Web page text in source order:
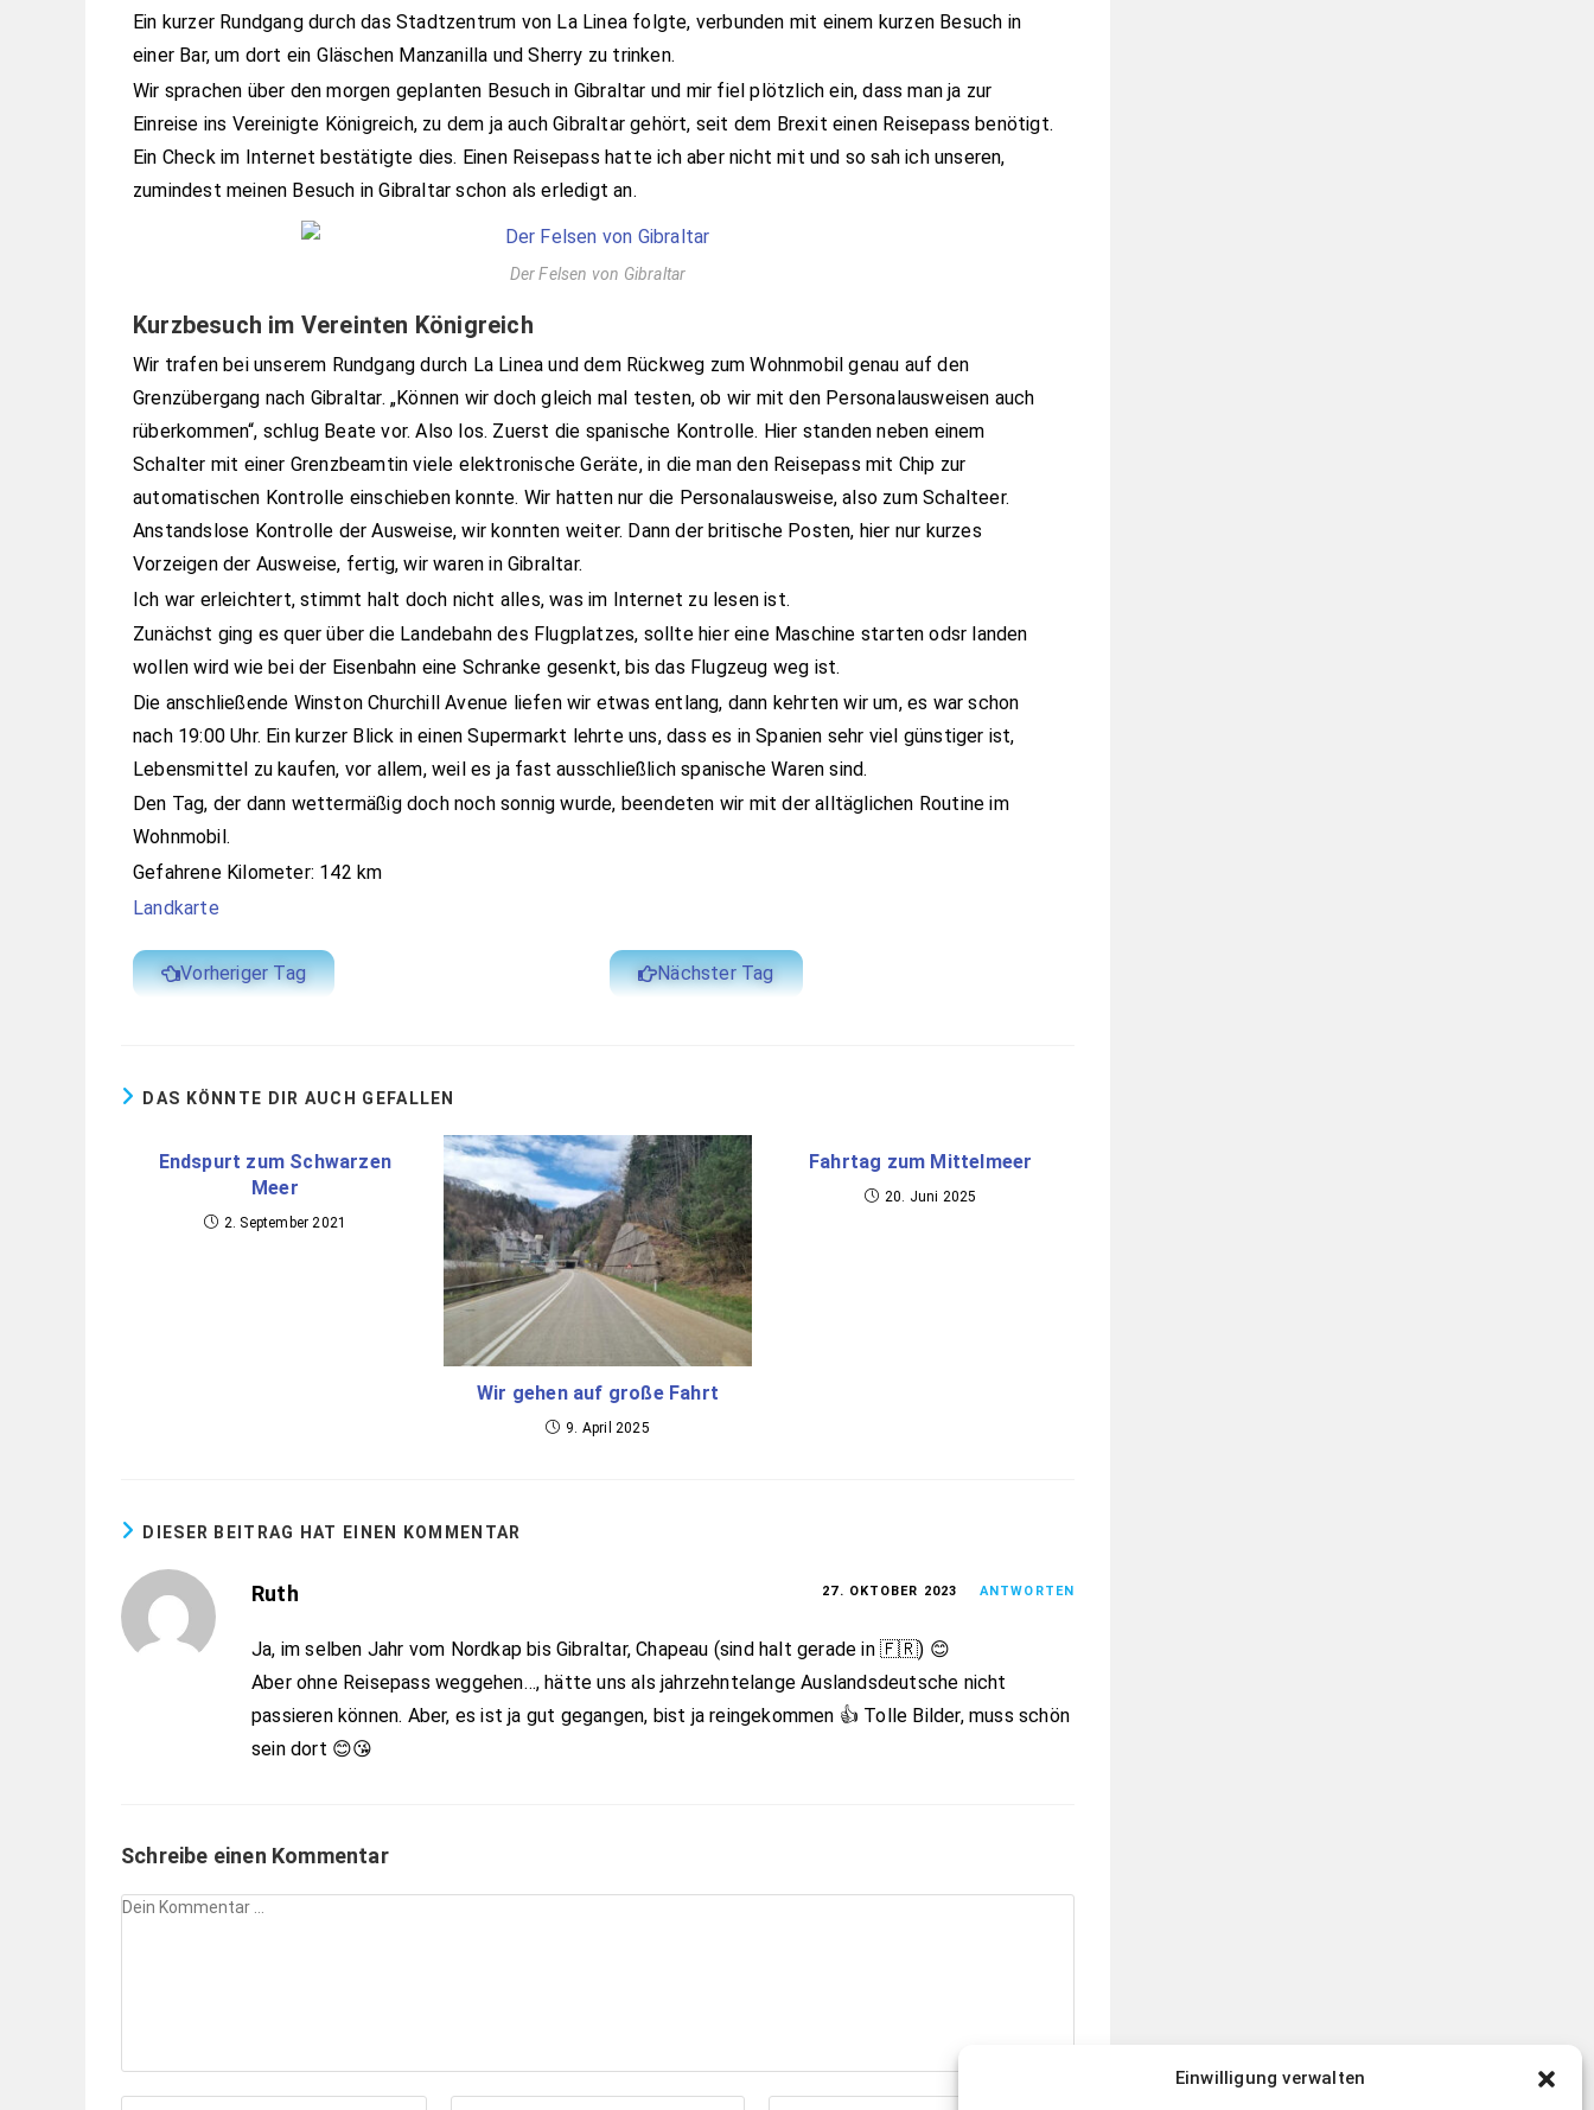
Einwilligung verwalten
Ein kurzer Rundgang durch das Stadtzentrum von La Linea folgte, verbunden mit einem kurzen Besuch in
einer Bar, um dort ein Gläschen Manzanilla und Sherry zu trinken.
Wir sprachen über den morgen geplanten Besuch in Gibraltar und mir fiel plötzlich ein, dass man ja zur
Einreise ins Vereinigte Königreich, zu dem ja auch Gibraltar gehört, seit dem Brexit einen Reisepass benötigt.
Ein Check im Internet bestätigte dies. Einen Reisepass hatte ich aber nicht mit und so sah ich unseren,
zumindest meinen Besuch in Gibraltar schon als erledigt an.
Der Felsen von Gibraltar
Kurzbesuch im Vereinten Königreich
Wir trafen bei unserem Rundgang durch La Linea und dem Rückweg zum Wohnmobil genau auf den
Grenzübergang nach Gibraltar. „Können wir doch gleich mal testen, ob wir mit den Personalausweisen auch
rüberkommen“, schlug Beate vor. Also los. Zuerst die spanische Kontrolle. Hier standen neben einem
Schalter mit einer Grenzbeamtin viele elektronische Geräte, in die man den Reisepass mit Chip zur
automatischen Kontrolle einschieben konnte. Wir hatten nur die Personalausweise, also zum Schalteer.
Anstandslose Kontrolle der Ausweise, wir konnten weiter. Dann der britische Posten, hier nur kurzes
Vorzeigen der Ausweise, fertig, wir waren in Gibraltar.
Ich war erleichtert, stimmt halt doch nicht alles, was im Internet zu lesen ist.
Zunächst ging es quer über die Landebahn des Flugplatzes, sollte hier eine Maschine starten odsr landen
wollen wird wie bei der Eisenbahn eine Schranke gesenkt, bis das Flugzeug weg ist.
Die anschließende Winston Churchill Avenue liefen wir etwas entlang, dann kehrten wir um, es war schon
nach 19:00 Uhr. Ein kurzer Blick in einen Supermarkt lehrte uns, dass es in Spanien sehr viel günstiger ist,
Lebensmittel zu kaufen, vor allem, weil es ja fast ausschließlich spanische Waren sind.
Den Tag, der dann wettermäßig doch noch sonnig wurde, beendeten wir mit der alltäglichen Routine im
Wohnmobil.
Gefahrene Kilometer: 142 km
Landkarte
Vorheriger Tag Nächster Tag
DAS KÖNNTE DIR AUCH GEFALLEN
Endspurt zum Schwarzen
Meer
2. September 2021
Wir gehen auf große Fahrt
9. April 2025
Fahrtag zum Mittelmeer
20. Juni 2025
DIESER BEITRAG HAT EINEN KOMMENTAR
Ruth 27. OKTOBER 2023 ANTWORTEN
Ja, im selben Jahr vom Nordkap bis Gibraltar, Chapeau (sind halt gerade in 🇫🇷) 😊
Aber ohne Reisepass weggehen…, hätte uns als jahrzehntelange Auslandsdeutsche nicht
passieren können. Aber, es ist ja gut gegangen, bist ja reingekommen 👍 Tolle Bilder, muss schön
sein dort 😊😘
Schreibe einen Kommentar